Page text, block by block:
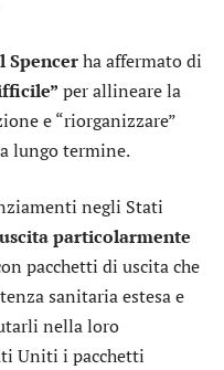
Spencerha affermato di
per allineare la
e “riorganizzare”
lungo termine.
negli Stati
particolarmente
pacchetti di uscita che
sanitaria estesa e
nella loro
Uniti i pacchetti